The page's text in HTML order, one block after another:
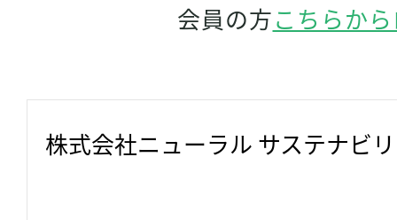
会員の方こちらか
株式会社ニューラル サステナビ